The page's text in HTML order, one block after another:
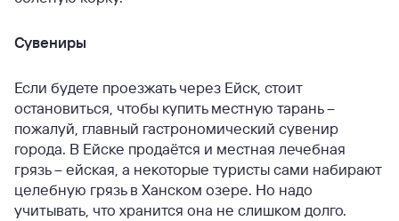
Сувениры
Если будете проезжать через Ейск, стоит
остановиться, чтобы купить местную тарань –
пожалуй, главный гастрономический сувенир
города. В Ейске продаётся и местная лечебная
грязь – ейская, а некоторые туристы сами набирают
целебную грязь в Ханском озере. Но надо
учитывать, что хранится она не слишком долго.